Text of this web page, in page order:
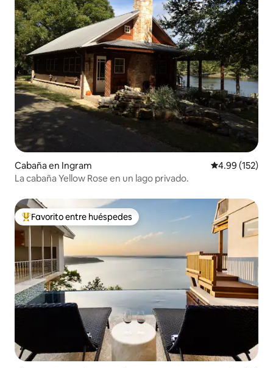
Cabaña en Ingram Calificación
4.99 (152)
La cabaña Yellow Rose en un lago privado.
Favorito entre huéspedes preferido
Favorito entre huéspedes